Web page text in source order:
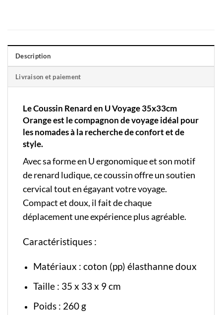
Description
Livraison et paiement
Le Coussin Renard en U Voyage 35x33cm
Orange est le compagnon de voyage idéal pour
les nomades à la recherche de confort et de
style.
Avec sa forme en U ergonomique et son motif
de renard ludique, ce coussin offre un soutien
cervical tout en égayant votre voyage.
Compact et doux, il fait de chaque
déplacement une expérience plus agréable.
Caractéristiques :
Matériaux : coton (pp) élasthanne doux
Taille : 35 x 33 x 9 cm
Poids : 260 g